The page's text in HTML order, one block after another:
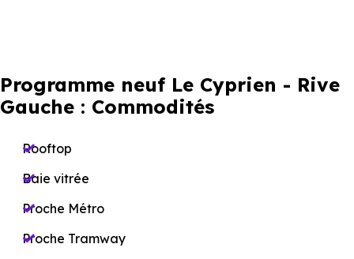
Programme neuf Le Cyprien - Rive
Gauche : Commodités
Rooftop
Baie vitrée
Proche Métro
Proche Tramway